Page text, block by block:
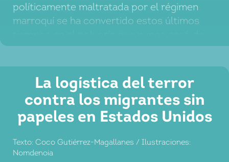
políticamente maltratada por el régimen
marroquí se ha convertido estos últimos
ser, y no parece que vaya a cambiar algo en
La logística del terror
contra los migrantes sin
papeles en Estados Unidos
Texto: Coco Gutiérrez-Magallanes / Ilustraciones:
Nomdenoia